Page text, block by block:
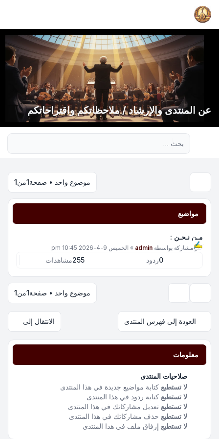
عن المنتدى والإرشاد / ملاحظاتكم واقتراحاتكم
موضوع واحد • صفحة1من1
مواضيع
مـن نـحـن :
آخر مشاركة بواسطة admin
» الخميس 9-4-2026 10:45 pm
0ردود 255مشاهدات
موضوع واحد • صفحة1من1
العودة إلى فهرس المنتدى الانتقال إلى
معلومات
صلاحيات المنتدى
لا تستطيع كتابة مواضيع جديدة في هذا المنتدى
لا تستطيع كتابة ردود في هذا المنتدى
لا تستطيع تعديل مشاركاتك في هذا المنتدى
لا تستطيع حذف مشاركاتك في هذا المنتدى
لا تستطيع إرفاق ملف في هذا المنتدى